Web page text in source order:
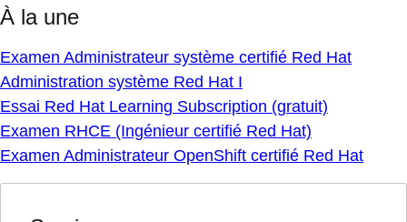
À la une
Examen Administrateur système certifié Red Hat
Administration système Red Hat I
Essai Red Hat Learning Subscription (gratuit)
Examen RHCE (Ingénieur certifié Red Hat)
Examen Administrateur OpenShift certifié Red Hat